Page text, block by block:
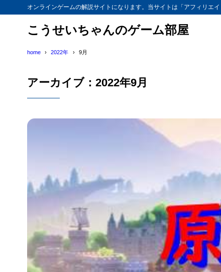
オンラインゲームの解説サイトになります。当サイトは「アフィリエ
こうせいちゃんのゲーム部屋
home 2022年 9月
アーカイブ：2022年9月